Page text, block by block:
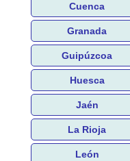
Cuenca
Granada
Guipúzcoa
Huesca
Jaén
La Rioja
León